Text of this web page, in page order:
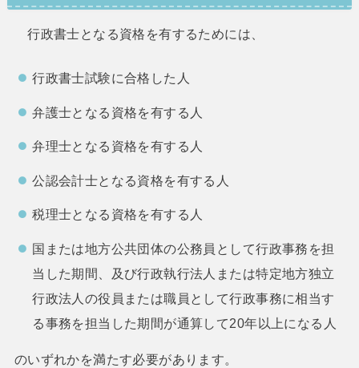
行政書士となる資格を有するためには、
行政書士試験に合格した人
弁護士となる資格を有する人
弁理士となる資格を有する人
公認会計士となる資格を有する人
税理士となる資格を有する人
国または地方公共団体の公務員として行政事務を担
当した期間、及び行政執行法人または特定地方独立
行政法人の役員または職員として行政事務に相当す
る事務を担当した期間が通算して20年以上になる人
のいずれかを満たす必要があります。